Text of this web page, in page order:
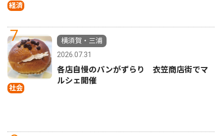
経済
7
社会
横須賀・三浦
2026.07.31
各店自慢のパンがずらり 衣笠商店街でマ
ルシェ開催